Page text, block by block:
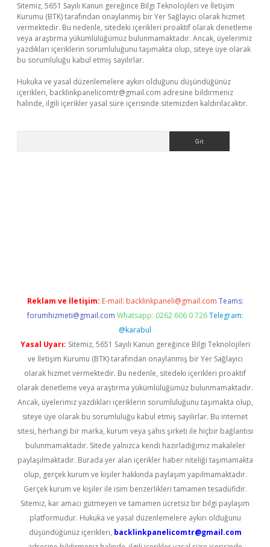
Sitemiz, 5651 Sayılı Kanun gereğince Bilgi Teknolojileri ve İletişim
Kurumu (BTK) tarafından onaylanmış bir Yer Sağlayıcı olarak hizmet
vermektedir. Bu nedenle, sitedeki içerikleri proaktif olarak denetleme
veya araştırma yükümlülüğümüz bulunmamaktadır. Ancak, üyelerimiz
yazdıkları içeriklerin sorumluluğunu taşımakta olup, siteye üye olarak
bu sorumluluğu kabul etmiş sayılırlar.
Hukuka ve yasal düzenlemelere aykırı olduğunu düşündüğünüz
içerikleri, backlinkpanelicomtr@gmail.com adresine bildirmeniz
halinde, ilgili içerikler yasal süre içerisinde sitemizden kaldırılacaktır.
Reklam ve İletişim: E-mail: backlinkpaneli@gmail.com Teams:
forumhizmeti@gmail.com Whatsapp: 0262 606 0 726 Telegram:
@karabul
Yasal Uyarı: Sitemiz, 5651 Sayılı Kanun gereğince Bilgi Teknolojileri
ve İletişim Kurumu (BTK) tarafından onaylanmış bir Yer Sağlayıcı
olarak hizmet vermektedir. Bu nedenle, sitedeki içerikleri proaktif
olarak denetleme veya araştırma yükümlülüğümüz bulunmamaktadır.
Ancak, üyelerimiz yazdıkları içeriklerin sorumluluğunu taşımakta olup,
siteye üye olarak bu sorumluluğu kabul etmiş sayılırlar. Bu internet
sitesi, herhangi bir marka, kurum veya şahıs şirketi ile hiçbir bağlantısı
bulunmamaktadır. Sitede yalnızca kendi hazırladığımız makaleler
paylaşılmaktadır. Burada yer alan içerikler haber niteliği taşımamakta
olup, gerçek kurum ve kişiler hakkında paylaşım yapılmamaktadır.
Gerçek kurum ve kişiler ile isim benzerlikleri tamamen tesadüfidir.
Sitemiz, kar amacı gütmeyen ve tamamen ücretsiz bir bilgi paylaşım
platformudur. Hukuka ve yasal düzenlemelere aykırı olduğunu
düşündüğünüz içerikleri, backlinkpanelicomtr@gmail.com